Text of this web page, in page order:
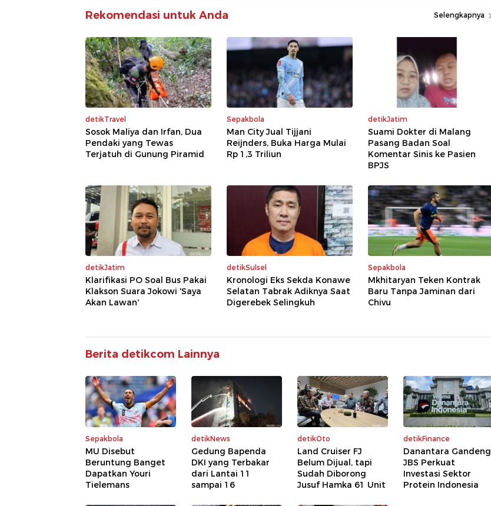
Rekomendasi untuk Anda Selengkapnya
detikTravel
Sosok Maliya dan Irfan, Dua
Pendaki yang Tewas
Terjatuh di Gunung Piramid
Sepakbola
Man City Jual Tijjani
Reijnders, Buka Harga Mulai
Rp 1,3 Triliun
detikJatim
Suami Dokter di Malang
Pasang Badan Soal
Komentar Sinis ke Pasien
BPJS
detikJatim
Klarifikasi PO Soal Bus Pakai
Klakson Suara Jokowi 'Saya
Akan Lawan'
detikSulsel
Kronologi Eks Sekda Konawe
Selatan Tabrak Adiknya Saat
Digerebek Selingkuh
Sepakbola
Mkhitaryan Teken Kontrak
Baru Tanpa Jaminan dari
Chivu
Berita detikcom Lainnya
Sepakbola
MU Disebut
Beruntung Banget
Dapatkan Youri
Tielemans
detikNews
Gedung Bapenda
DKI yang Terbakar
dari Lantai 11
sampai 16
detikOto
Land Cruiser FJ
Belum Dijual, tapi
Sudah Diborong
Jusuf Hamka 61 Unit
detikFinance
Danantara Gandeng
JBS Perkuat
Investasi Sektor
Protein Indonesia